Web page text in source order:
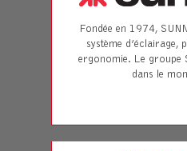
Fondée en 1974,
système d’éclairage,
ergonomie. Le groupe
dans le